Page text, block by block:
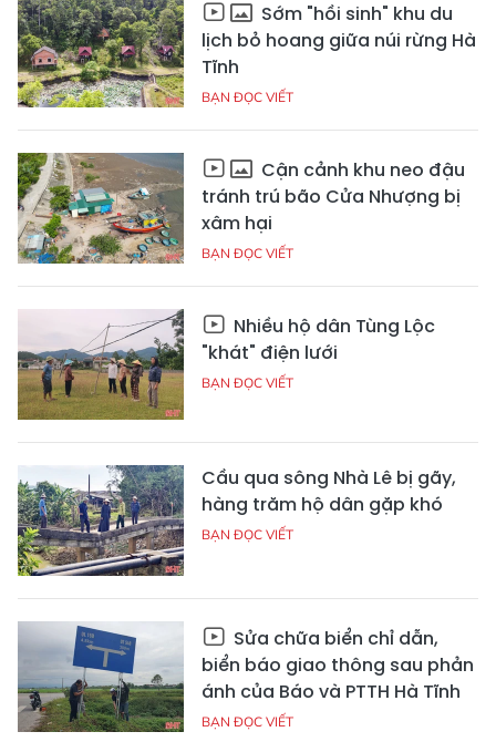
Sớm "hồi sinh" khu du
lịch bỏ hoang giữa núi rừng Hà
Tĩnh
BẠN ĐỌC VIẾT
Cận cảnh khu neo đậu
tránh trú bão Cửa Nhượng bị
xâm hại
BẠN ĐỌC VIẾT
Nhiều hộ dân Tùng Lộc
"khát" điện lưới
BẠN ĐỌC VIẾT
Cầu qua sông Nhà Lê bị gãy,
hàng trăm hộ dân gặp khó
BẠN ĐỌC VIẾT
Sửa chữa biển chỉ dẫn,
biển báo giao thông sau phản
ánh của Báo và PTTH Hà Tĩnh
BẠN ĐỌC VIẾT